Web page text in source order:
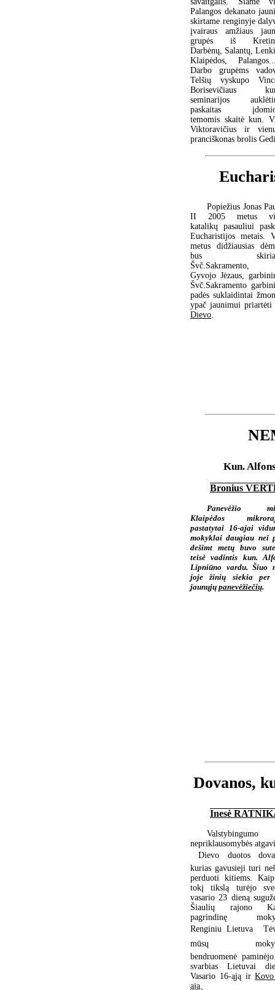
Palangos dekanato
skirtame renginyje
įvairaus amžiaus
grupės iš
Darbėnų, Salantų,
Klaipėdos,
Darbo grupėms
Telšių vyskupo
Borisevičiaus
seminarijos
paskaitas
temomis skaitė kun.
Viktoravičius ir
pranciškonas brolis
Popiežius Jonas
II 2005 metus
katalikų pasauliui
Eucharistijos metais.
metus didžiausias
bus
Švč.Sakramento,
Gyvojo Jėzaus,
Švč.Sakramento
padės suklaidintai
ypač jaunimui priartėti
Dievo
Kun.
Bronius
Panevėžio
Klaipėdos
pastatytai 16-ajai
mokyklai daugiau nei
dešimt metų buvo
teisė vadintis kun.
Lipniūno vardu. Šiuo
joje žinių siekia per
jaunųjų panevėžiečių.
Dovanos,
Inesė
Valstybingumo
nepriklausomybės
 Dievo duotos
kurias gavusieji turi
perduoti kitiems.
tokį tikslą turėjo
vasario 23 dieną
Šiaulių rajono
pagrindinę
Renginiu Lietuva 
mūsų
bendruomenė
svarbias Lietuvai
Vasario 16-ąją ir
ąją.